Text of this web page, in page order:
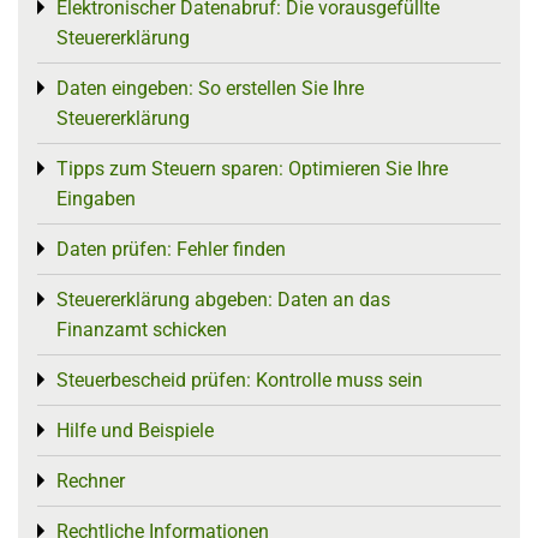
Elektronischer Datenabruf: Die vorausgefüllte
Steuererklärung
Toggle menu
Daten eingeben: So erstellen Sie Ihre
Steuererklärung
Toggle menu
Tipps zum Steuern sparen: Optimieren Sie Ihre
Eingaben
Toggle menu
Daten prüfen: Fehler finden
Toggle menu
Steuererklärung abgeben: Daten an das
Finanzamt schicken
Toggle menu
Steuerbescheid prüfen: Kontrolle muss sein
Toggle menu
Hilfe und Beispiele
Toggle menu
Rechner
Toggle menu
Rechtliche Informationen
Toggle menu